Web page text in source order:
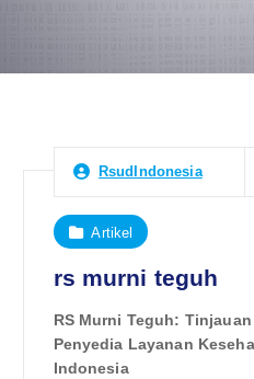
RsudIndonesia
Artikel
rs murni teguh
RS Murni Teguh:
Penyedia Layanan
Indonesia